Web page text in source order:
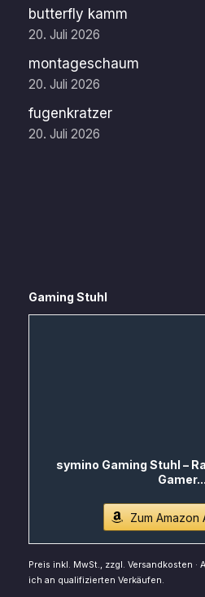
butterfly kamm
20. Juli 2026
montageschaum
20. Juli 2026
fugenkratzer
20. Juli 2026
Gaming Stuhl
symino Gaming Stuhl –
Gamer...
Zum Amazon
Preis inkl. MwSt., zzgl. Versandkosten ·
ich an qualifizierten Verkäufen.